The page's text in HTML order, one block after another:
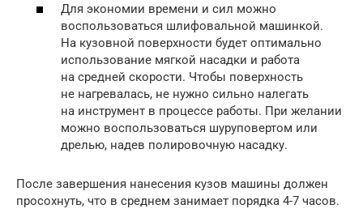
Для экономии времени и сил можно
воспользоваться шлифовальной машинкой.
На кузовной поверхности будет оптимально
использование мягкой насадки и работа
на средней скорости. Чтобы поверхность
не нагревалась, не нужно сильно налегать
на инструмент в процессе работы. При желании
можно воспользоваться шуруповертом или
дрелью, надев полировочную насадку.
После завершения нанесения кузов машины должен
просохнуть, что в среднем занимает порядка 4-7 часов.